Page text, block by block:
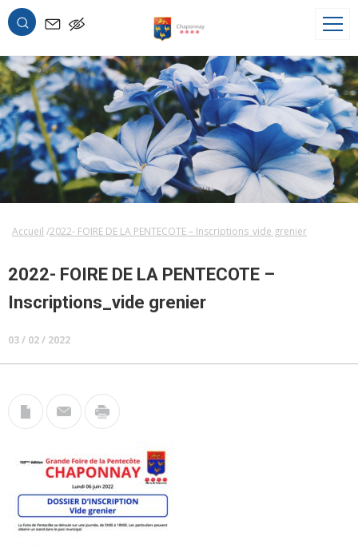
OK
Accueil 2022- FOIRE DE LA PENTECOTE – Inscriptions_vide grenier
2022- FOIRE DE LA PENTECOTE –
Inscriptions_vide grenier
03 / 02 / 2022